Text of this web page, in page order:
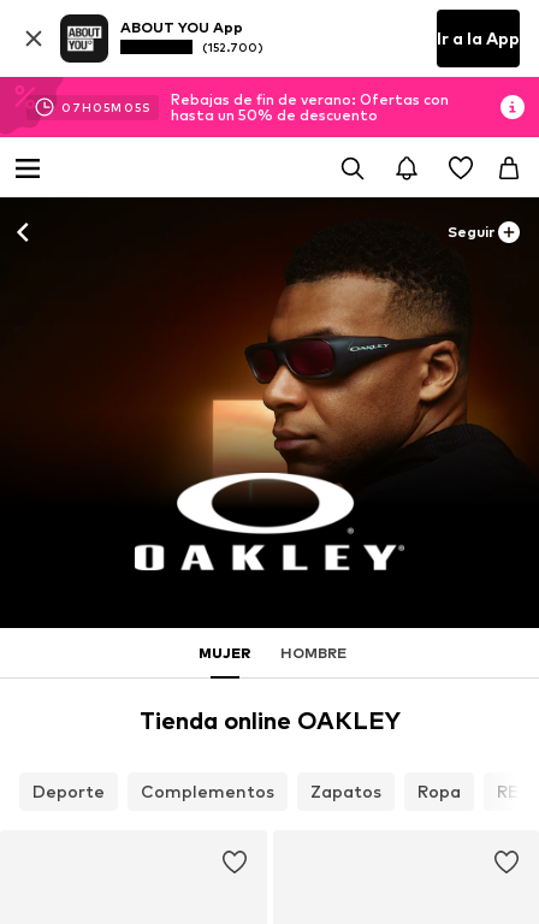
ABOUT YOU App
(152.700) Ir a la App
07H 05M 04S
Rebajas de fin de verano: Ofertas con
hasta un 50% de descuento
Seguir
MUJER HOMBRE
Tienda online OAKLEY
Deporte Complementos Zapatos Ropa